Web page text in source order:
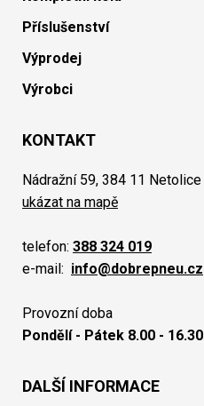
Příslušenství
Výprodej
Výrobci
KONTAKT
Nádražní 59, 384 11 Netolice
ukázat na mapě
telefon: 388 324 019
e-mail: info@dobrepneu.cz
Provozní doba
Pondělí - Pátek 8.00 - 16.30
DALŠÍ INFORMACE